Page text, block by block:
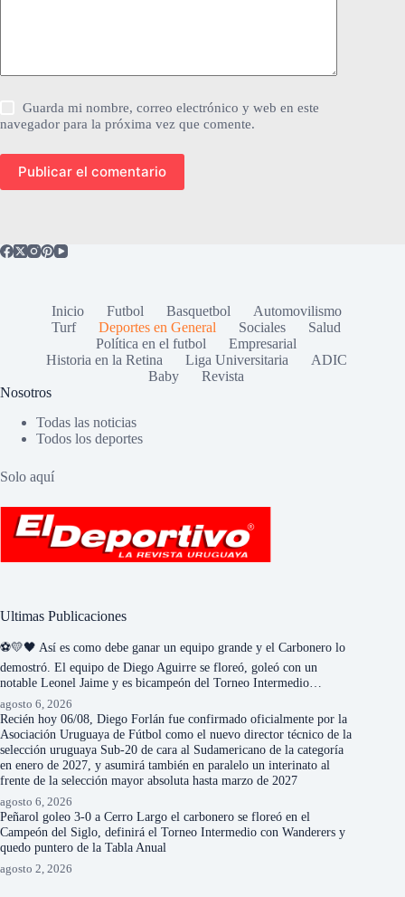
Guarda mi nombre, correo electrónico y web en este
navegador para la próxima vez que comente.
Publicar el comentario
Inicio Futbol Basquetbol
Automovilismo
Turf
Deportes en General Sociales
Salud
Política en el futbol
Empresarial
Historia en la Retina
Liga Universitaria
ADIC
Baby
Revista
Nosotros
Todas las noticias
Todos los deportes
Solo aquí
Ultimas Publicaciones
⚽💛🖤 Así es como debe ganar un equipo grande y el Carbonero lo
demostró. El equipo de Diego Aguirre se floreó, goleó con un
notable Leonel Jaime y es bicampeón del Torneo Intermedio…
agosto 6, 2026
Recién hoy 06/08, Diego Forlán fue confirmado oficialmente por la
Asociación Uruguaya de Fútbol como el nuevo director técnico de la
selección uruguaya Sub-20 de cara al Sudamericano de la categoría
en enero de 2027, y asumirá también en paralelo un interinato al
frente de la selección mayor absoluta hasta marzo de 2027
agosto 6, 2026
Peñarol goleo 3-0 a Cerro Largo el carbonero se floreó en el
Campeón del Siglo, definirá el Torneo Intermedio con Wanderers y
quedo puntero de la Tabla Anual
agosto 2, 2026